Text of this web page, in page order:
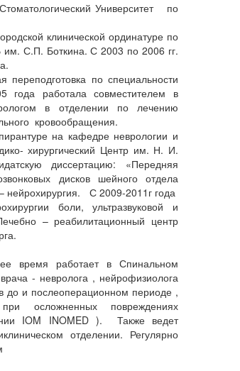
Университет по
клинической ординатуре по
им. С.П. Боткина. С 2003 по 2006 гг.
по специальности
работала совместителем в
в отделении по лечению
кровообращения.
на кафедре неврологии и
хирургический Центр им. Н. И.
диссертацию: «Передняя
дисков шейного отдела
нейрохирургия. С 2009-2011г года
боли, ультразвуковой и
– реабилитационный центр
работает в Спинальном
- невролога , нейрофизиолога
до и послеоперационном периоде ,
осложненных повреждениях
IOM INOMED ). Также ведет
отделении. Регулярно